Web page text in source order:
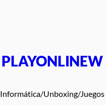
PLAYONLINEW
Informática/Unboxing/Juegos